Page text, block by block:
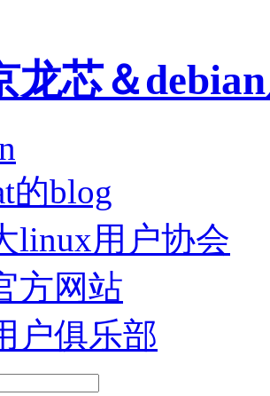
龙芯＆
的blog
linux用户协会
方网站
户俱乐部